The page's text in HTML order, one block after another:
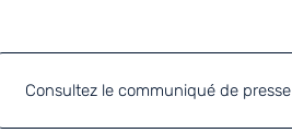
Consultez le communiqué de presse